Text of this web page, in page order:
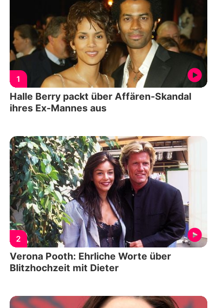
1
Halle Berry packt über Affären-Skandal
ihres Ex-Mannes aus
2
Verona Pooth: Ehrliche Worte über
Blitzhochzeit mit Dieter